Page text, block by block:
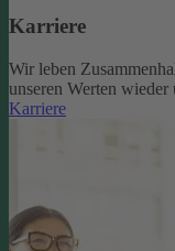
Karriere
Wir leben
unseren Werten
Karriere